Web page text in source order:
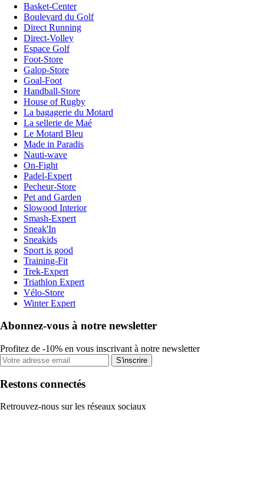
Basket-Center
Boulevard du Golf
Direct Running
Direct-Volley
Espace Golf
Foot-Store
Galop-Store
Goal-Foot
Handball-Store
House of Rugby
La bagagerie du Motard
La sellerie de Maé
Le Motard Bleu
Made in Paradis
Nauti-wave
On-Fight
Padel-Expert
Pecheur-Store
Pet and Garden
Slowood Interior
Smash-Expert
Sneak'In
Sneakids
Sport is good
Training-Fit
Trek-Expert
Triathlon Expert
Vélo-Store
Winter Expert
Abonnez-vous à notre newsletter
Profitez de -10% en vous inscrivant à notre newsletter
S'inscrire
Restons connectés
Retrouvez-nous sur les réseaux sociaux